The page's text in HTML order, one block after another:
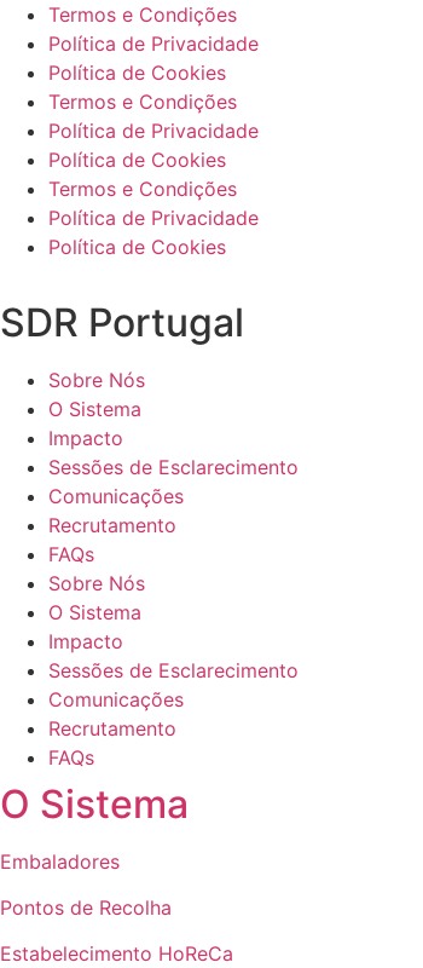
Termos e Condições
Política de Privacidade
Política de Cookies
Termos e Condições
Política de Privacidade
Política de Cookies
Termos e Condições
Política de Privacidade
Política de Cookies
SDR Portugal
Sobre Nós
O Sistema
Impacto
Sessões de Esclarecimento
Comunicações
Recrutamento
FAQs
Sobre Nós
O Sistema
Impacto
Sessões de Esclarecimento
Comunicações
Recrutamento
FAQs
O Sistema
Embaladores
Pontos de Recolha
Estabelecimento HoReCa